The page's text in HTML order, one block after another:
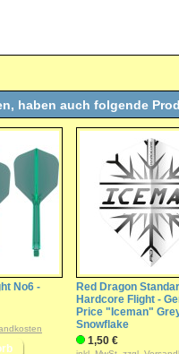
haben auch folgende
No6 -
Red Dragon
Hardcore Flight -
Price "Iceman"
Snowflake
1,50 €